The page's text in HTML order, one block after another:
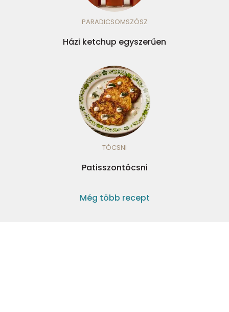
PARADICSOMSZÓSZ
Házi ketchup egyszerűen
TÓCSNI
Patisszontócsni
Még több recept